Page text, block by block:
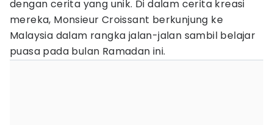
dengan cerita yang unik. Di dalam cerita kreasi
mereka, Monsieur Croissant berkunjung ke
Malaysia dalam rangka jalan-jalan sambil belajar
puasa pada bulan Ramadan ini.